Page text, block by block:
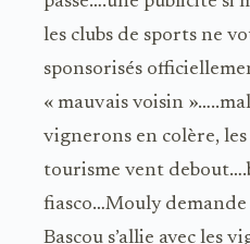
les clubs de sports ne
sponsorisés
« mauvais voisin
vignerons en colère,
tourisme vent
fiasco…Mouly
Bascou s’allie avec les